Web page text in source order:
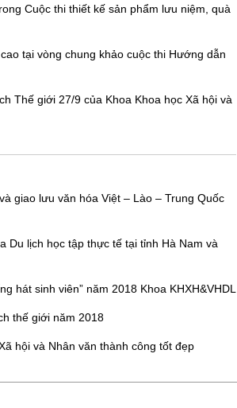
Cuộc thi thiết kế sản phẩm lưu niệm, quà
tại vòng chung khảo cuộc thi Hướng dẫn
Thế giới 27/9 của Khoa Khoa học Xã hội và
giao lưu văn hóa Việt – Lào – Trung Quốc
Du lịch học tập thực tế tại tỉnh Hà Nam và
hát sinh viên” năm 2018 Khoa KHXH&VHDL
thế giới năm 2018
hội và Nhân văn thành công tốt đẹp